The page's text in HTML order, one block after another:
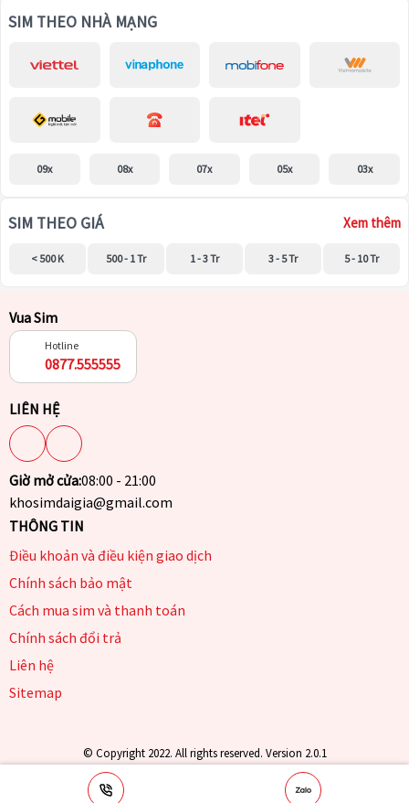
SIM THEO NHÀ MẠNG
09x 08x 07x 05x 03x
SIM THEO GIÁ Xem thêm
< 500 K 500 - 1 Tr 1 - 3 Tr 3 - 5 Tr 5 - 10 Tr
Vua Sim
Hotline
0877.555555
LIÊN HỆ
Giờ mở cửa:08:00 - 21:00
khosimdaigia@gmail.com
THÔNG TIN
Điều khoản và điều kiện giao dịch
Chính sách bảo mật
Cách mua sim và thanh toán
Chính sách đổi trả
Liên hệ
Sitemap
© Copyright 2022. All rights reserved. Version 2.0.1